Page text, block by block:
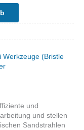
Werkzeuge (Bristle
und
und stellen
Sandstrahlen